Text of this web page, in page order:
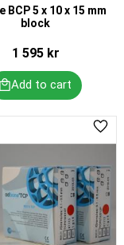
BCP 5 x 10 x 15 mm
block
1 595kr
Add